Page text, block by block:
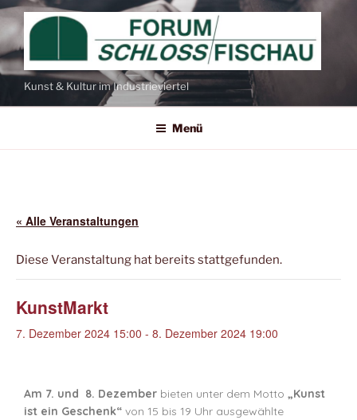
Kunst & Kultur im Industrieviertel
Menü
« Alle Veranstaltungen
Diese Veranstaltung hat bereits stattgefunden.
KunstMarkt
7. Dezember 2024 15:00 - 8. Dezember 2024 19:00
Am 7. und 8. Dezember bieten unter dem Motto „Kunst
ist ein Geschenk“ von 15 bis 19 Uhr ausgewählte